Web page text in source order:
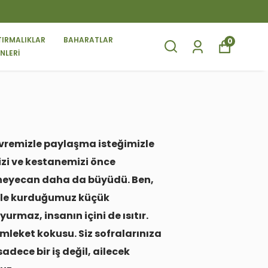
BAHARATLAR
0
paylaşma isteğimizle
ve kestanemizi önce
daha da büyüdü. Ben,
kurduğumuz küçük
insanın içini de ısıtır.
kokusu. Siz sofralarınıza
bir iş değil, ailecek